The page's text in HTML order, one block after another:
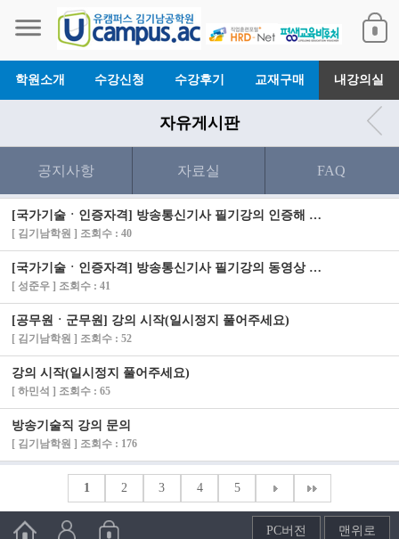
학원소개 수강신청 수강후기 교재구매 내강의실
자유게시판
공지사항 자료실 FAQ
[국가기술ㆍ인증자격] 방송통신기사 필기강의 인증해 드렸습니다.
[ 김기남학원 ] 조회수 : 40
[국가기술ㆍ인증자격] 방송통신기사 필기강의 동영상 안나옵니다
[ 성준우 ] 조회수 : 41
[공무원ㆍ군무원] 강의 시작(일시정지 풀어주세요)
[ 김기남학원 ] 조회수 : 52
강의 시작(일시정지 풀어주세요)
[ 하민석 ] 조회수 : 65
방송기술직 강의 문의
[ 김기남학원 ] 조회수 : 176
1 2 3 4 5
PC버전 맨위로